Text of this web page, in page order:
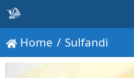
Home Sulfandi